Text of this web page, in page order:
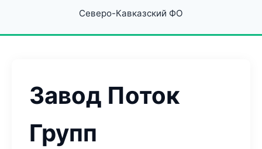
Северо-Кавказский ФО
Завод Поток
Групп